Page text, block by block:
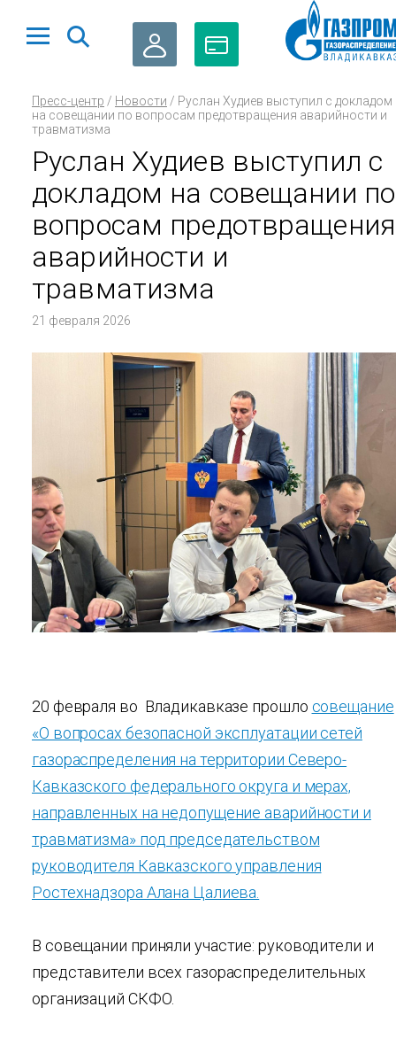
Пресс-центр / Новости / Руслан Худиев выступил с докладом
на совещании по вопросам предотвращения аварийности и
травматизма
Руслан Худиев выступил с
докладом на совещании по
вопросам предотвращения
аварийности и
травматизма
21 февраля 2026
20 февраля во Владикавказе прошло совещание
«О вопросах безопасной эксплуатации сетей
газораспределения на территории Северо-
Кавказского федерального округа и мерах,
направленных на недопущение аварийности и
травматизма» под председательством
руководителя Кавказского управления
Ростехнадзора Алана Цалиева.
В совещании приняли участие: руководители и
представители всех газораспределительных
организаций СКФО.